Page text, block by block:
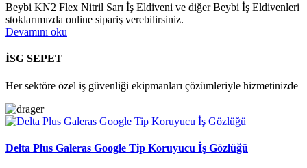
Beybi KN2 Flex Nitril Sarı İş Eldiveni ve diğer Beybi İş Eldivenleri
stoklarımızda online sipariş verebilirsiniz.
Devamını oku
İSG SEPET
Her sektöre özel iş güvenliği ekipmanları çözümleriyle hizmetinizde
Delta Plus Galeras Google Tip Koruyucu İş Gözlüğü